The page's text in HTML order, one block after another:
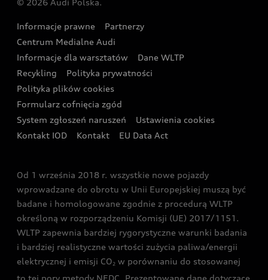
Wyszukaj najbliższego Partnera Audi
Oferta dla przedsiębiorców
Oferta dla klientów prywatnych
Kalkulator rat
Ubezpieczenie
Audi exclusive
Zasięg
Gwarancja
Akcje serwisowe Audi
Katalog online akcesoriów
Audi i Muzeum Sztuki Nowoczesnej w Warszawie
Audi driving experience
Audi quattro Cup
Audi i Puchar Świata w Skokach Narciarskich w
Zakopanem
© 2026 Audi Polska.
Informacje prawne
Partnerzy
Centrum Medialne Audi
Informacje dla warsztatów
Dane WLTP
Recykling
Polityka prywatności
Polityka plików cookies
Formularz cofnięcia zgód
System zgłoszeń naruszeń
Ustawienia cookies
Kontakt IOD
Kontakt EU Data Act
Od 1 września 2018 r. wszystkie nowe pojazdy
wprowadzane do obrotu w Unii Europejskiej muszą być
badane i homologowane zgodnie z procedurą WLTP
określoną w rozporządzeniu Komisji (UE) 2017/1151.
WLTP zapewnia bardziej rygorystyczne warunki badania
i bardziej realistyczne wartości zużycia paliwa/energii
elektrycznej i emisji CO2 w porównaniu do stosowanej